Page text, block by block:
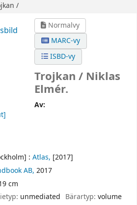
/
Normalvy
MARC-vy
ISBD-vy
Trojkan / Niklas
Elmér.
Av:
: Atlas, [2017]
AB, 2017
cm
unmediated Bärartyp: volume